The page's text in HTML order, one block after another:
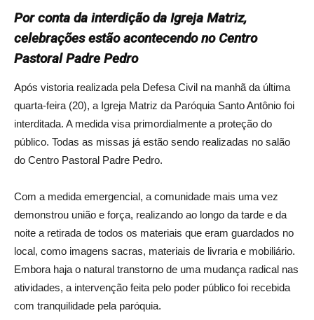
Por conta da interdição da Igreja Matriz,
celebrações estão acontecendo no Centro
Pastoral Padre Pedro
Após vistoria realizada pela Defesa Civil na manhã da última
quarta-feira (20), a Igreja Matriz da Paróquia Santo Antônio foi
interditada. A medida visa primordialmente a proteção do
público. Todas as missas já estão sendo realizadas no salão
do Centro Pastoral Padre Pedro.
Com a medida emergencial, a comunidade mais uma vez
demonstrou união e força, realizando ao longo da tarde e da
noite a retirada de todos os materiais que eram guardados no
local, como imagens sacras, materiais de livraria e mobiliário.
Embora haja o natural transtorno de uma mudança radical nas
atividades, a intervenção feita pelo poder público foi recebida
com tranquilidade pela paróquia.